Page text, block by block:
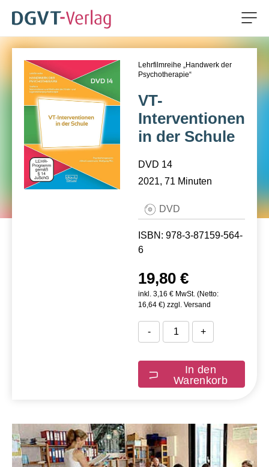
ZUR SUCHE SPRINGEN
Lehrfilmreihe „Handwerk der
Psychotherapie“
VT-
Interventionen
in der Schule
DVD 14
2021, 71 Minuten
DVD
ISBN: 978-3-87159-564-
6
19,80 €
inkl. 3,16 € MwSt. (Netto:
16,64 €) zzgl. Versand
- +
In den
Warenkorb